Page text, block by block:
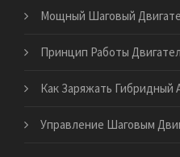
Мощный Шаговый
Принцип Работы
Как Заряжать Гибридный
Управление Шаговым